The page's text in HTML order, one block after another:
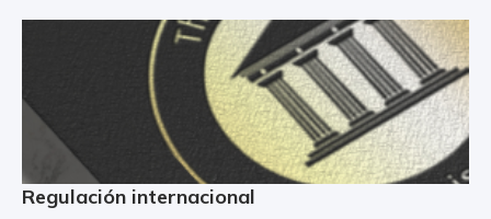
Regulación internacional